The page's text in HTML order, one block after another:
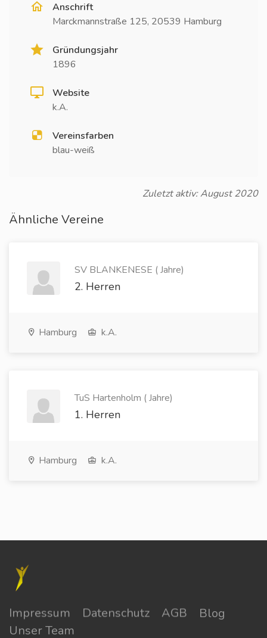
Anschrift
Marckmannstraße 125, 20539 Hamburg
Gründungsjahr
1896
Website
k.A.
Vereinsfarben
blau-weiß
Zuletzt aktiv: August 2020
Ähnliche Vereine
SV BLANKENESE ( Jahre)
2. Herren
Hamburg k.A.
TuS Hartenholm ( Jahre)
1. Herren
Hamburg k.A.
Impressum Datenschutz AGB
Blog
Unser Team